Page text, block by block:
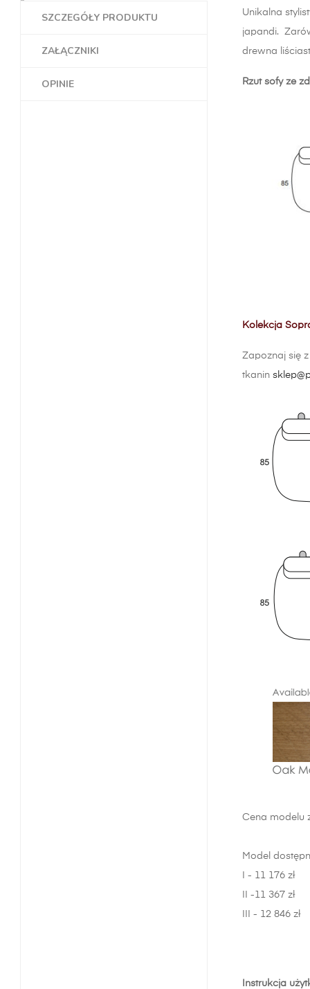
SZCZEGÓŁY PRODUKTU
ZAŁĄCZNIKI
OPINIE
Unikalna
japandi.
drewna
Rzut sofy ze
Kolekcja
Zapoznaj się
tkanin
Cena modelu
Model
I - 11 176 zł
II -11 367 zł
III - 12 846 zł
Instrukcja